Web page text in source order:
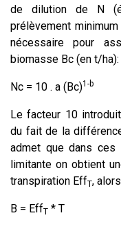
de dilution de N
prélèvement
nécessaire pour
biomasse Bc (en t/ha):
Nc = 10 . a (Bc)1-b
Le facteur 10
du fait de la
admet que dans ces
limitante on obtient
transpiration EffT,
B = EffT * T